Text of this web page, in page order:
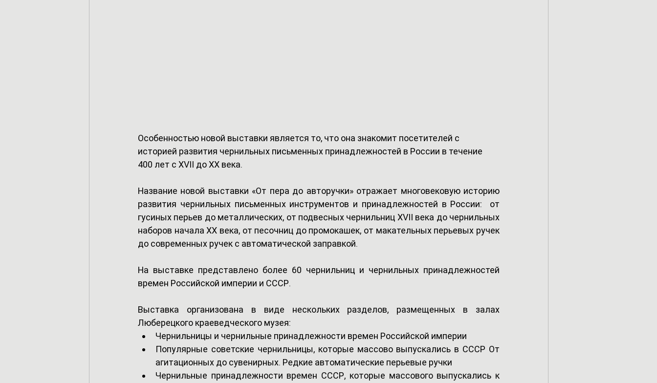
Особенностью новой выставки является то, что она знакомит посетителей с
историей развития чернильных письменных принадлежностей в России в течение
400 лет с XVII до XX века.
Название новой выставки «От пера до авторучки» отражает многовековую историю
развития чернильных письменных инструментов и принадлежностей в России:  от
гусиных перьев до металлических, от подвесных чернильниц XVII века до чернильных
наборов начала XX века, от песочниц до промокашек, от макательных перьевых ручек
до современных ручек с автоматической заправкой.
На выставке представлено более 60 чернильниц и чернильных принадлежностей
времен Российской империи и СССР.
Выставка организована в виде нескольких разделов, размещенных в залах
Люберецкого краеведческого музея:
Чернильницы и чернильные принадлежности времен Российской империи
Популярные советские чернильницы, которые массово выпускались в СССР От
агитационных до сувенирных. Редкие автоматические перьевые ручки
Чернильные принадлежности времен СССР, которые массового выпускались к